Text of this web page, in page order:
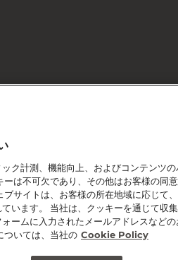
ク計測、機能向上、およびコンテンツ
は不可欠であり、その他はお客様の同
ブサイトは、お客様の所在地域に応じて
います。 当社は、クッキーを通じて収
ームに入力されたメールアドレスなど
ついては、当社の Cookie Policy